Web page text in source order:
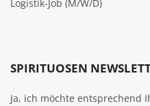
Logistik-Job (M/W/D)
SPIRITUOSEN
Ja, ich möchte entsprechend